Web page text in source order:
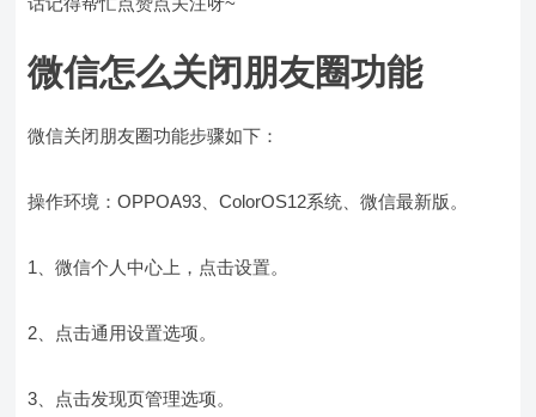
微信怎么关闭朋友圈功能
微信关闭朋友圈功能步骤如下：
操作环境：OPPOA93、ColorOS12系统、微信最新版。
1、微信个人中心上，点击设置。
2、点击通用设置选项。
3、点击发现页管理选项。